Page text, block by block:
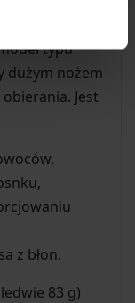
typu
dużym nożem
Jest
z błon.
83 g)